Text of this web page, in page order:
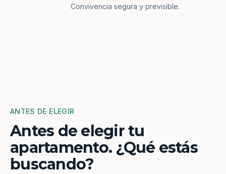
Convivencia segura y previsible.
ANTES DE ELEGIR
Antes de elegir tu
apartamento. ¿Qué estás
buscando?